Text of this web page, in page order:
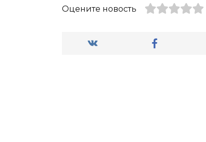
Оцените новость